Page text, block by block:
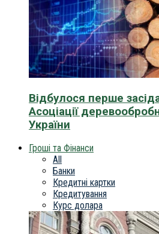
Відбулося перше
Асоціації
України
Гроші та Фінанси
All
Банки
Кредитні картки
Кредитування
Курс долара